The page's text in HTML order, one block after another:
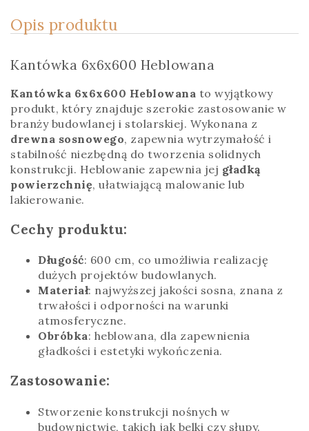
Opis produktu
Kantówka 6x6x600 Heblowana
Kantówka 6x6x600 Heblowana to wyjątkowy
produkt, który znajduje szerokie zastosowanie w
branży budowlanej i stolarskiej. Wykonana z
drewna sosnowego, zapewnia wytrzymałość i
stabilność niezbędną do tworzenia solidnych
konstrukcji. Heblowanie zapewnia jej gładką
powierzchnię, ułatwiającą malowanie lub
lakierowanie.
Cechy produktu:
Długość: 600 cm, co umożliwia realizację
dużych projektów budowlanych.
Materiał: najwyższej jakości sosna, znana z
trwałości i odporności na warunki
atmosferyczne.
Obróbka: heblowana, dla zapewnienia
gładkości i estetyki wykończenia.
Zastosowanie:
Stworzenie konstrukcji nośnych w
budownictwie, takich jak belki czy słupy.